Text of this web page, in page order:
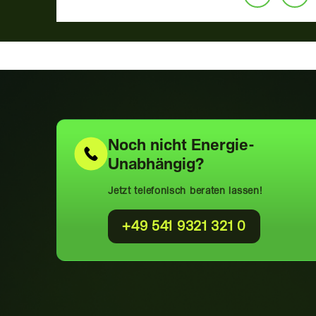
Noch nicht Energie-
Unabhängig?
Jetzt telefonisch beraten lassen!
+49 541 9321 321 0